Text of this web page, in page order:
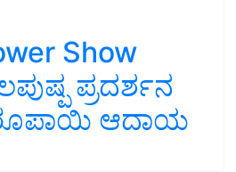
Show
ಪ್ರದರ್ಶನ
ಆದಾಯ